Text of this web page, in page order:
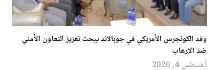
وفد الكونجرس الأمريكي في جوبالاند يبحث تعزيز التعاون الأمني
ضد الإرهاب
أغسطس 4, 2026